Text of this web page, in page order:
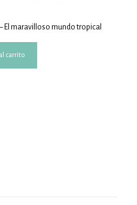
El maravilloso mundo tropical
carrito